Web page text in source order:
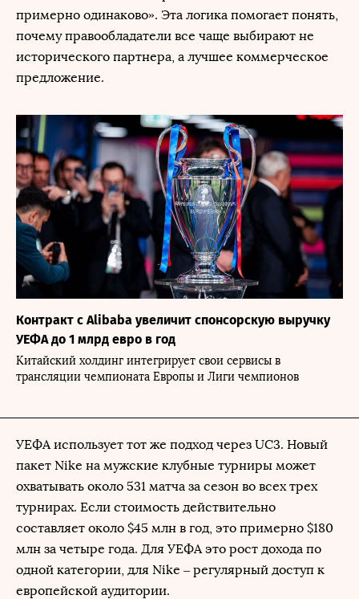
примерно одинаково». Эта логика помогает понять,
почему правообладатели все чаще выбирают не
исторического партнера, а лучшее коммерческое
предложение.
Контракт с Alibaba увеличит спонсорскую выручку
УЕФА до 1 млрд евро в год
Китайский холдинг интегрирует свои сервисы в
трансляции чемпионата Европы и Лиги чемпионов
УЕФА использует тот же подход через UC3. Новый
пакет Nike на мужские клубные турниры может
охватывать около 531 матча за сезон во всех трех
турнирах. Если стоимость действительно
составляет около $45 млн в год, это примерно $180
млн за четыре года. Для УЕФА это рост дохода по
одной категории, для Nike – регулярный доступ к
европейской аудитории.